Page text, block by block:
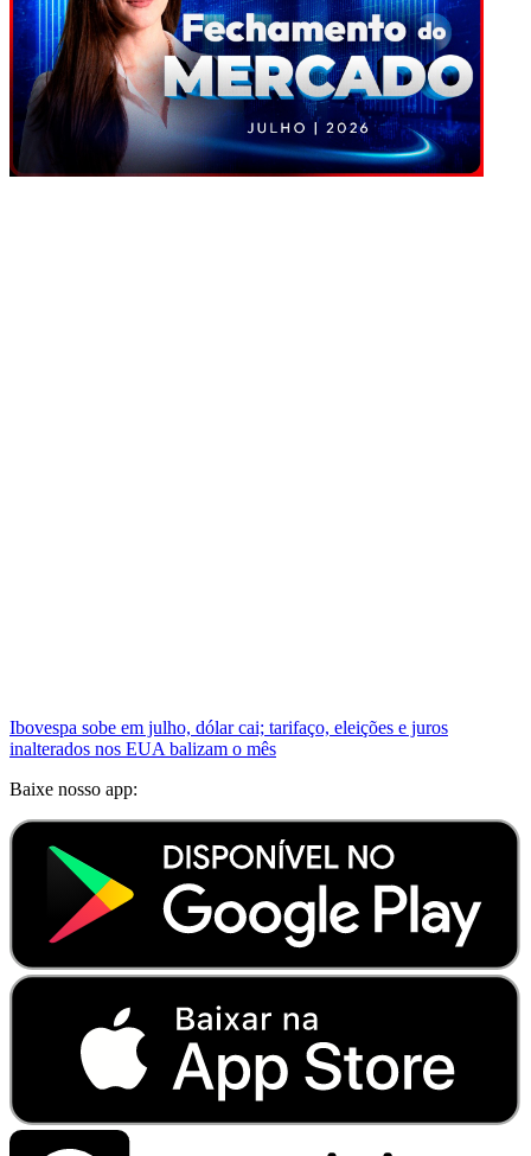
Ibovespa sobe em julho, dólar cai; tarifaço, eleições e juros
inalterados nos EUA balizam o mês
Baixe nosso app: